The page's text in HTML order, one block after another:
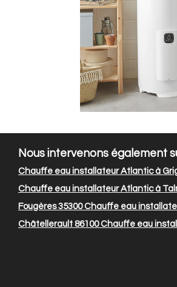
Nous intervenons également
Chauffe eau installateur Atlantic à
Chauffe eau installateur Atlantic à
Fougères 35300Chauffe eau
Châtellerault 86100Chauffe eau